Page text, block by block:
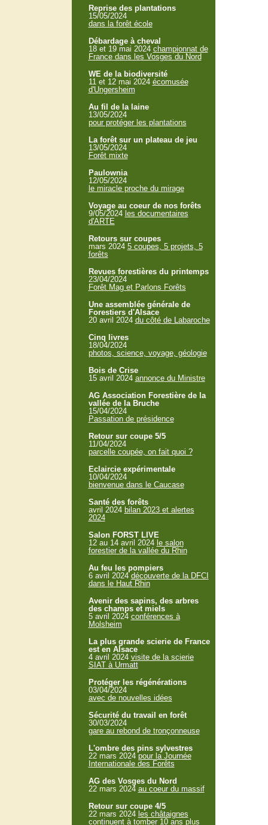
Reprise des plantations
15/05/2024
dans la forêt école
Débardage à cheval
18 et 19 mai 2024 championnat de
France dans les Vosges du Nord
WE de la biodiversité
11 et 12 mai 2024 écomusée
d'Ungersheim
Au fil de la laine
13/05/2024
pour protéger les plantations
La forêt sur un plateau de jeu
13/05/2024
Forêt mixte
Paulownia
12/05/2024
le miracle proche du mirage
Voyage au coeur de nos forêts
9/05/2024 les documentaires
d'ARTE
Retours sur coupes
mars 2024 5 coupes, 5 projets, 5
forêts
Revues forestières du printemps
23/04/2024
Forêt Mag et Parlons Forêts
Une assemblée générale de
Forestiers d'Alsace
20 avril 2024 du côté de Labaroche
Cinq livres
18/04/2024
photos, science, voyage, géologie
Bois de Crise
15 avril 2024 annonce du Ministre
AG Association Forestière de la
vallée de la Bruche
15/04/2024
Passation de présidence
Retour sur coupe 5/5
11/04/2024
parcelle coupée, on fait quoi ?
Eclaircie expérimentale
10/04/2024
bienvenue dans le Caucase
Santé des forêts
avril 2024 bilan 2023 et alertes
2024
Salon FORST LIVE
12 au 14 avril 2024 le salon
forestier de la vallée du Rhin
Au feu les pompiers
6 avril 2024 découverte de la DFCI
dans le Haut Rhin
Avenir des sapins, des arbres
des champs et miels
5 avril 2024 conférences à
Molsheim
La plus grande scierie de France
est en Alsace
4 avril 2024 visite de la scierie
SIAT à Urmatt
Protéger les régénérations
03/04/2024
avec de nouvelles idées
Sécurité du travail en forêt
30/03/2024
gare au rebond de tronçonneuse
L'ombre des pins sylvestres
22 mars 2024 pour la Journée
Internationale des Forêts
AG des Vosges du Nord
22 mars 2024 au coeur du massif
Retour sur coupe 4/5
22 mars 2024 les châtaignes
continuent à tomber 10 ans plus